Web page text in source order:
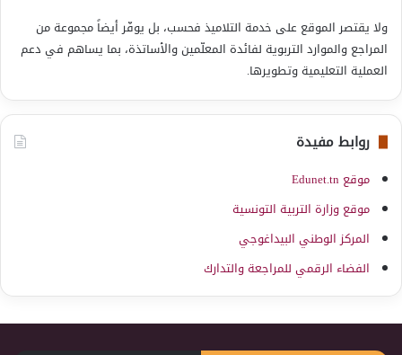
ولا يقتصر الموقع على خدمة التلاميذ فحسب، بل يوفّر أيضاً مجموعة من
المراجع والموارد التربوية لفائدة المعلّمين والأساتذة، بما يساهم في دعم
العملية التعليمية وتطويرها.
روابط مفيدة
موقع Edunet.tn
موقع وزارة التربية التونسية
المركز الوطني البيداغوجي
الفضاء الرقمي للمراجعة والتدارك